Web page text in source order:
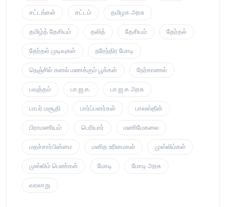
சட்டங்கள் சட்டம் தமிழக அரசு
தமிழ்த் தேசியம் தலித் தேசியம் தேர்தல்
தேர்தல் முடிவுகள் நரேந்திர மோடி
நெஞ்சில் கனல் மணக்கும் பூக்கள் நேர்காணல்
பவுத்தம் பா.ஜ.க. பா.ஜ.க அரசு
பாபர் மசூதி பார்ப்பனர்கள் பாலஸ்தீன்
பிராமணியம் பெரியார் மணிமேகலை
மதச்சார்பின்மை மனித உரிமைகள் முஸ்லிம்கள்
முஸ்லிம் பெண்கள் மோடி மோடி அரசு
வரலாறு